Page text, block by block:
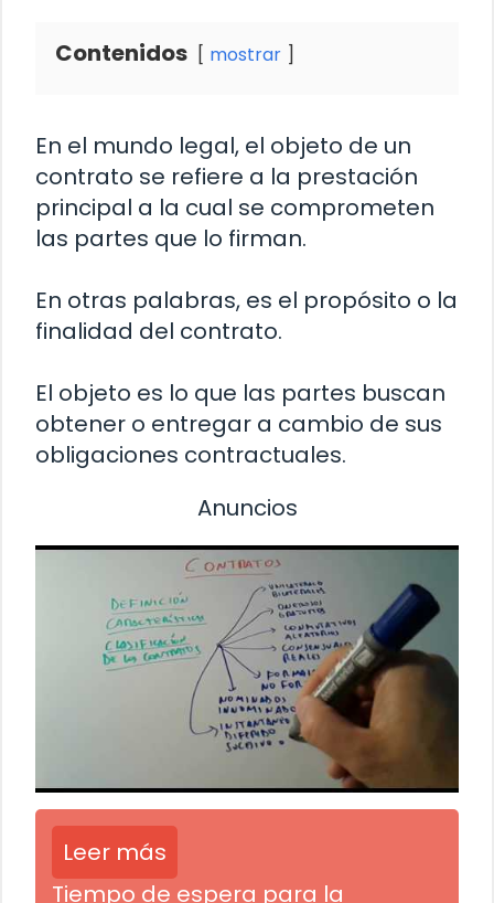
Contenidos mostrar
En el mundo legal, el objeto de un
contrato se refiere a la prestación
principal a la cual se comprometen
las partes que lo firman.
En otras palabras, es el propósito o la
finalidad del contrato.
El objeto es lo que las partes buscan
obtener o entregar a cambio de sus
obligaciones contractuales.
Anuncios
Leer más
Tiempo de espera para la